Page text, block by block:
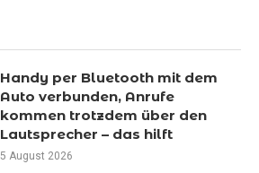
Handy per Bluetooth mit dem
Auto verbunden, Anrufe
kommen trotzdem über den
Lautsprecher – das hilft
5 August 2026